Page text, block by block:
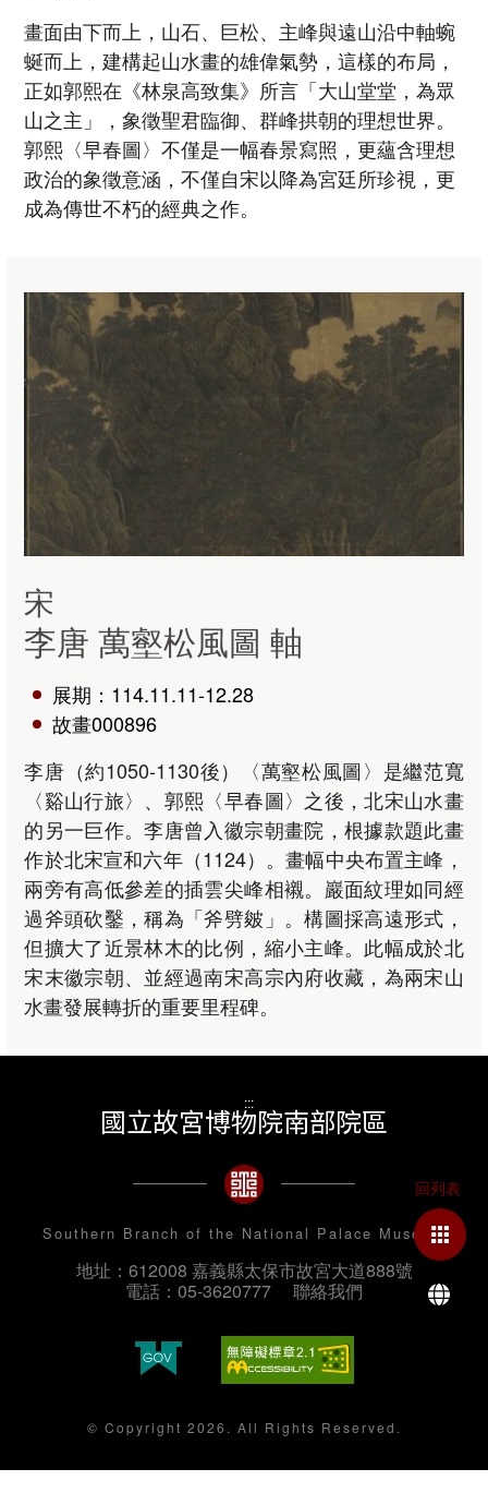
畫面由下而上，山石、巨松、主峰與遠山沿中軸蜿
蜒而上，建構起山水畫的雄偉氣勢，這樣的布局，
正如郭熙在《林泉高致集》所言「大山堂堂，為眾
山之主」，象徵聖君臨御、群峰拱朝的理想世界。
郭熙〈早春圖〉不僅是一幅春景寫照，更蘊含理想
政治的象徵意涵，不僅自宋以降為宮廷所珍視，更
成為傳世不朽的經典之作。
宋
李唐 萬壑松風圖 軸
展期：114.11.11-12.28
故畫000896
李唐（約1050-1130後）〈萬壑松風圖〉是繼范寬
〈谿山行旅〉、郭熙〈早春圖〉之後，北宋山水畫
的另一巨作。李唐曾入徽宗朝畫院，根據款題此畫
作於北宋宣和六年（1124）。畫幅中央布置主峰，
兩旁有高低參差的插雲尖峰相襯。巖面紋理如同經
過斧頭砍鑿，稱為「斧劈皴」。構圖採高遠形式，
但擴大了近景林木的比例，縮小主峰。此幅成於北
宋末徽宗朝、並經過南宋高宗內府收藏，為兩宋山
水畫發展轉折的重要里程碑。
:::
國立故宮博物院南部院區
Southern Branch of the National Palace Museum
地址：612008 嘉義縣太保市故宮大道888號
電話：05-3620777
聯絡我們
© Copyright 2026. All Rights Reserved.